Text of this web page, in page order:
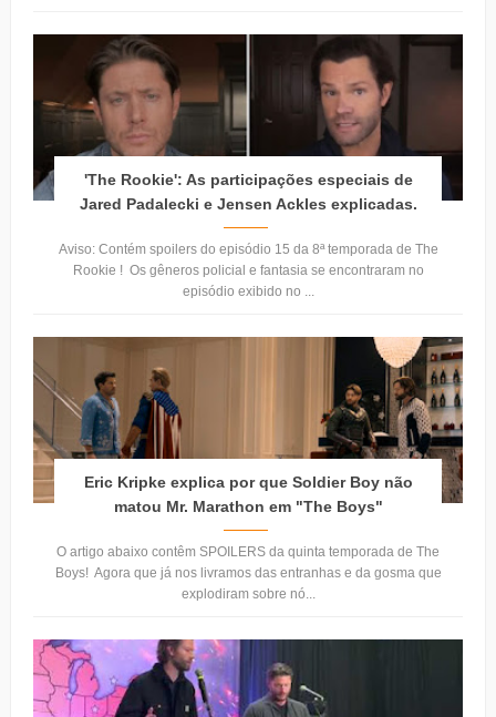
'The Rookie': As participações especiais de
Jared Padalecki e Jensen Ackles explicadas.
Aviso: Contém spoilers do episódio 15 da 8ª temporada de The
Rookie ! Os gêneros policial e fantasia se encontraram no
episódio exibido no ...
Eric Kripke explica por que Soldier Boy não
matou Mr. Marathon em "The Boys"
O artigo abaixo contêm SPOILERS da quinta temporada de The
Boys! Agora que já nos livramos das entranhas e da gosma que
explodiram sobre nó...